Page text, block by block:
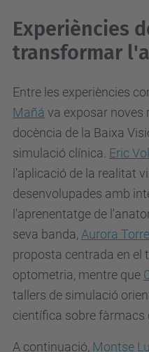
Experiències
transformar
Entre les experiències
Mañá va exposar noves
docència de la Baixa
simulació clínica. Eric
l'aplicació de la realitat
desenvolupades amb
l'aprenentatge de
seva banda, Aurora
proposta centrada en el
optometria, mentre que
tallers de simulació
científica sobre fàrmacs
A continuació, Montse